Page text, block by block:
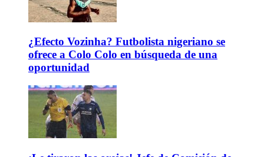
¿Efecto Vozinha? Futbolista nigeriano se
ofrece a Colo Colo en búsqueda de una
oportunidad